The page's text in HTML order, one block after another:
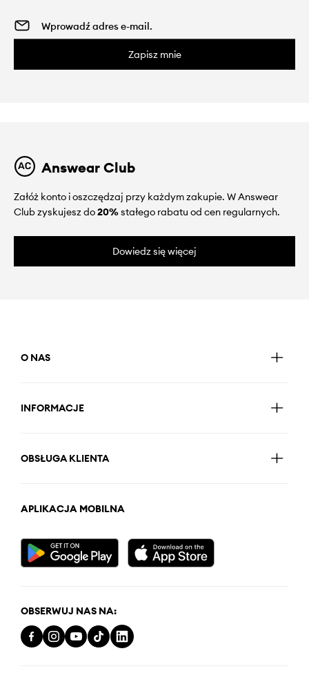
Zapisz mnie
Answear Club
Załóż konto i oszczędzaj przy każdym zakupie. W Answear
Club zyskujesz do20%stałego rabatu od cen regularnych.
Dowiedz się więcej
O NAS
INFORMACJE
OBSŁUGA KLIENTA
APLIKACJA MOBILNA
OBSERWUJ NAS NA: